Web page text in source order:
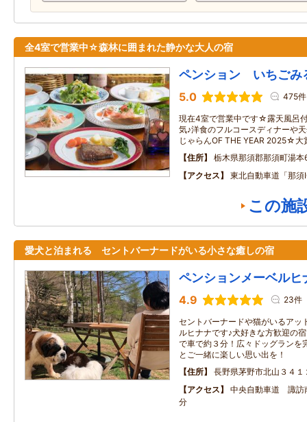
全4室で営業中☆森林に囲まれた静かな大人の宿
ペンション いちごみ
5.0 475件
現在4室で営業中です☆露天風呂
気♪洋食のフルコースディナーや
じゃらんOF THE YEAR 2025☆大
住所
栃木県那須郡那須町湯
アクセス
東北自動車道「那須
この施
愛犬と泊まれる セントバーナードがいる小さな癒しの宿
ペンションメーベルヒ
4.9 23件
セントバーナードや猫がいるアッ
ルヒナナです♪犬好きな方歓迎の
で車で約３分！広々ドッグランを
とご一緒に楽しい思い出を！
住所
長野県茅野市北山３４１
アクセス
中央自動車道 諏訪
分